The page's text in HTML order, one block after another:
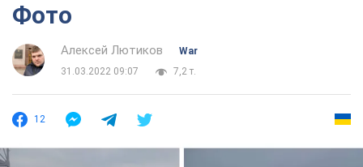
Фото
Алексей Лютиков
War
31.03.2022 09:07
7,2 т.
12